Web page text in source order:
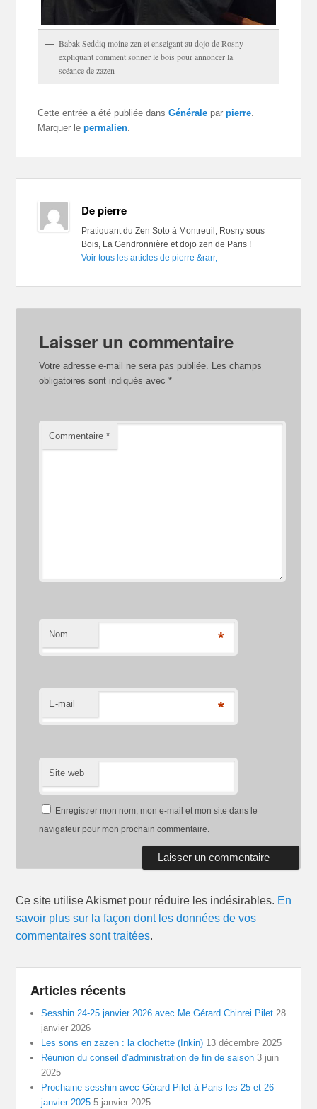
Babak Seddiq moine zen et enseigant au dojo de Rosny
expliquant comment sonner le bois pour annoncer la
scéance de zazen
Cette entrée a été publiée dansGénérale parpierre.
Marquer lepermalien.
De pierre
Pratiquant du Zen Soto à Montreuil, Rosny sous
Bois, La Gendronnière et dojo zen de Paris !
Voir tous les articles de pierre &rarr,
Laisser un commentaire
Votre adresse e-mail ne sera pas publiée. Les champs
obligatoires sont indiqués avec*
Commentaire*
Nom *
E-mail *
Site web
Enregistrer mon nom, mon e-mail et mon site dans le
navigateur pour mon prochain commentaire.
Ce site utilise Akismet pour réduire les indésirables. En
savoir plus sur la façon dont les données de vos
commentaires sont traitées.
Articles récents
Sesshin 24-25 janvier 2026 avec Me Gérard Chinrei Pilet 28
janvier 2026
Les sons en zazen : la clochette (Inkin) 13 décembre 2025
Réunion du conseil d’administration de fin de saison 3 juin
2025
Prochaine sesshin avec Gérard Pilet à Paris les 25 et 26
janvier 2025 5 janvier 2025